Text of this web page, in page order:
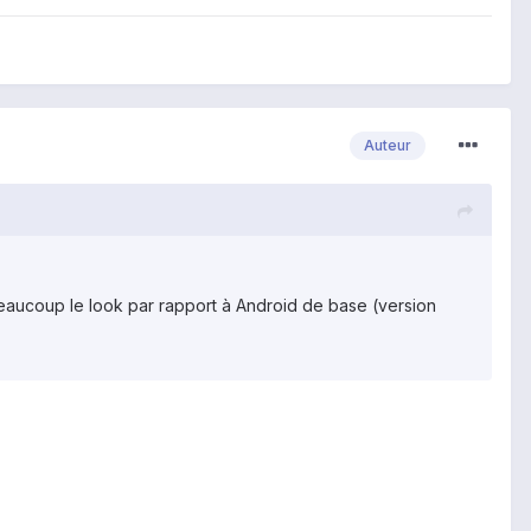
Auteur
le look par rapport à Android de base (version